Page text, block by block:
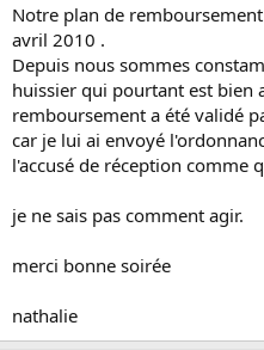
Notre plan de
avril 2010 .
Depuis nous sommes
huissier qui pourtant est bien
remboursement a été validé
car je lui ai envoyé
l'accusé de réception comme
je ne sais pas comment agir.
merci bonne soirée
nathalie